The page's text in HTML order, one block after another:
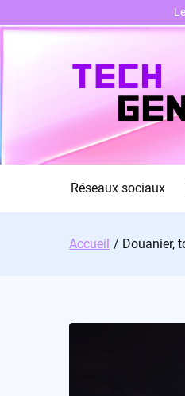
Skip
Réseaux sociaux
Accueil Douanier,